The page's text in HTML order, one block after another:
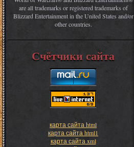
are all trademarks or registered trademarks of
Blizzard Entertainment in the United States and/or
other countries.
Счётчики сайта
карта сайта html
карта сайта html1
карта сайта xml